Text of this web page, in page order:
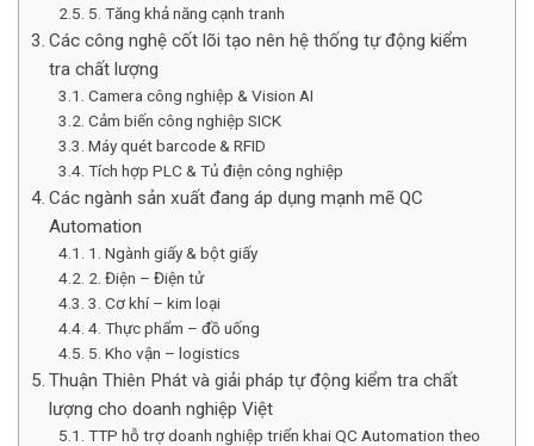
5. Tăng khả năng cạnh tranh
Các công nghệ cốt lõi tạo nên hệ thống tự động kiểm
tra chất lượng
Camera công nghiệp & Vision AI
Cảm biến công nghiệp SICK
Máy quét barcode & RFID
Tích hợp PLC & Tủ điện công nghiệp
Các ngành sản xuất đang áp dụng mạnh mẽ QC
Automation
1. Ngành giấy & bột giấy
2. Điện – Điện tử
3. Cơ khí – kim loại
4. Thực phẩm – đồ uống
5. Kho vận – logistics
Thuận Thiên Phát và giải pháp tự động kiểm tra chất
lượng cho doanh nghiệp Việt
TTP hỗ trợ doanh nghiệp triển khai QC Automation theo